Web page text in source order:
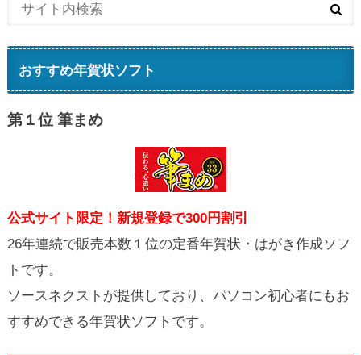
おすすめ年賀状ソフト
第１位 筆まめ
公式サイト限定！新規登録で300円割引
26年連続で販売本数１位の定番年賀状・はがき作成ソフ
トです。
ソースネクストが提供しており、パソコン初心者にもお
すすめできる年賀状ソフトです。